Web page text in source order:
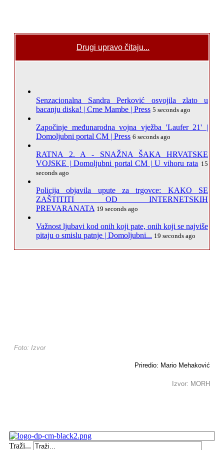
Drugi upravo čitaju...
Senzacionalna Sandra Perković osvojila zlato u
bacanju diska! | Crne Mambe | Press 5 seconds ago
Započinje međunarodna vojna vježba 'Laufer 21' |
Domoljubni portal CM | Press 6 seconds ago
RATNA 2. A - SNAŽNA ŠAKA HRVATSKE
VOJSKE | Domoljubni portal CM | U vihoru rata 15
seconds ago
Policija objavila upute za trgovce: KAKO SE
ZAŠTITITI OD INTERNETSKIH
PREVARANATA 19 seconds ago
Važnost ljubavi kod onih koji pate, onih koji se najviše
pitaju o smislu patnje | Domoljubni... 19 seconds ago
Foto: Izvor
Priredio: Mario Mehaković
Izvor: MORH
Traži...